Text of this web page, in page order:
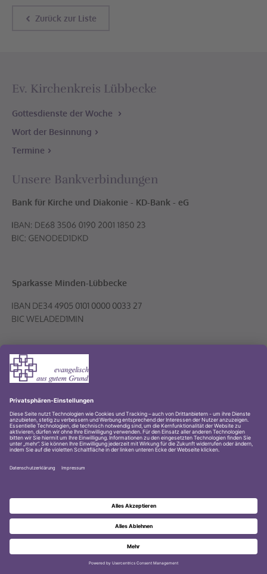
Zurück zur Liste
Ev. Kirchenkreis Lübbecke
Gottesdienste der Woche
Wort der Besinnung
Termine
Unsere Bankverbindungen
Bank für Kirche und Diakonie - KD-Bank - eG
Sparkasse Minden-Lübbecke
Volksbank PLUS eG
© 2001-2026 Evangelischer Kirchenkreis Lübbecke
Datenschutz Youtube-Kanal